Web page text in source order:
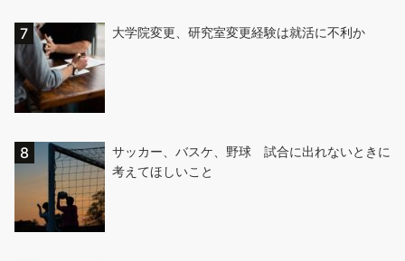
大学院変更、研究室変更経験は就活に不利か
サッカー、バスケ、野球 試合に出れないときに
考えてほしいこと